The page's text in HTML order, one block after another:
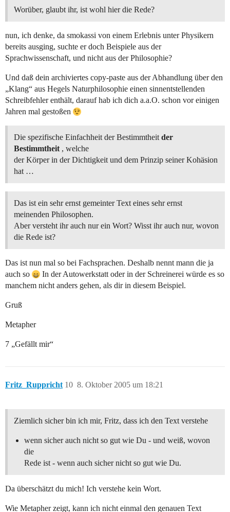
Worüber, glaubt ihr, ist wohl hier die Rede?
nun, ich denke, da smokassi von einem Erlebnis unter Physikern
bereits ausging, suchte er doch Beispiele aus der
Sprachwissenschaft, und nicht aus der Philosophie?
Und daß dein archiviertes copy-paste aus der Abhandlung über den
„Klang“ aus Hegels Naturphilosophie einen sinnentstellenden
Schreibfehler enthält, darauf hab ich dich a.a.O. schon vor einigen
Jahren mal gestoßen
Die spezifische Einfachheit der Bestimmtheit der
Bestimmtheit , welche
der Körper in der Dichtigkeit und dem Prinzip seiner Kohäsion
hat …
Das ist ein sehr ernst gemeinter Text eines sehr ernst
meinenden Philosophen.
Aber versteht ihr auch nur ein Wort? Wisst ihr auch nur, wovon
die Rede ist?
Das ist nun mal so bei Fachsprachen. Deshalb nennt mann die ja
auch so
In der Autowerkstatt oder in der Schreinerei würde es so
manchem nicht anders gehen, als dir in diesem Beispiel.
Gruß
Metapher
7 „Gefällt mir“
Fritz_Ruppricht 8. Oktober 2005 um 18:21
10
Ziemlich sicher bin ich mir, Fritz, dass ich den Text verstehe
wenn sicher auch nicht so gut wie Du - und weiß, wovon
die
Rede ist - wenn auch sicher nicht so gut wie Du.
Da überschätzt du mich! Ich verstehe kein Wort.
Wie Metapher zeigt, kann ich nicht einmal den genauen Text